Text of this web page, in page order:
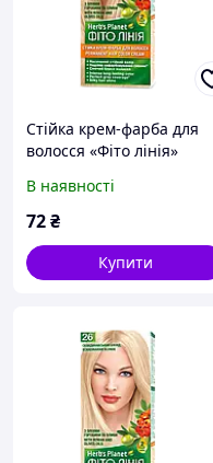
Стійка крем-фарба для
волосся «Фіто лінія»
берег
В наявності
72₴
Купити